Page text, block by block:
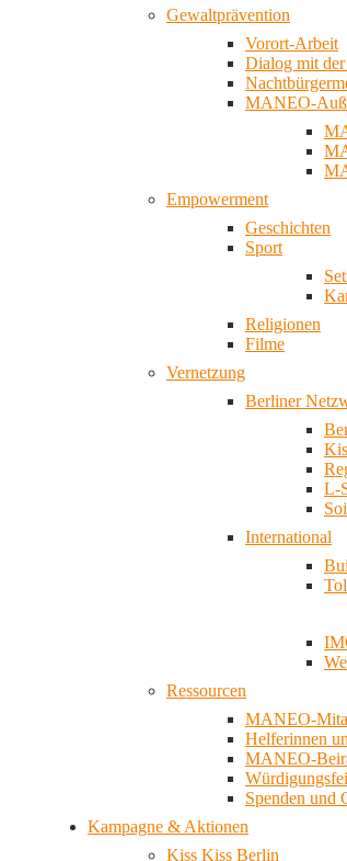
Gewaltprävention
Vorort-Arbeit
Dialog mit
MANEO-
Empowerment
Geschichten
Sport
Religionen
Filme
Vernetzung
Berliner
L-
International
Ressourcen
MANEO-
Helferinnen
MANEO-
Spenden und
Kampagne & Aktionen
Kiss Kiss Berlin